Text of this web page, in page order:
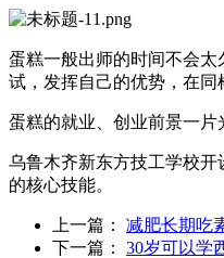
蛋糕一般出师的时间不会
试，发挥自己的优势，在同
蛋糕的就业、创业前景一片
乌鲁木齐新东方技工学校
的核心技能。
上一篇： 减肥长期吃
下一篇： 30岁可以学